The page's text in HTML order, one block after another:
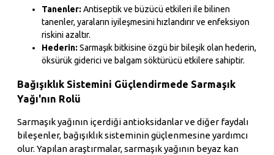
Tanenler: Antiseptik ve büzücü etkileri ile bilinen
tanenler, yaraların iyileşmesini hızlandırır ve enfeksiyon
riskini azaltır.
Hederin: Sarmaşık bitkisine özgü bir bileşik olan hederin,
öksürük giderici ve balgam söktürücü etkilere sahiptir.
Bağışıklık Sistemini Güçlendirmede Sarmaşık
Yağı'nın Rolü
Sarmaşık yağının içerdiği antioksidanlar ve diğer faydalı
bileşenler, bağışıklık sisteminin güçlenmesine yardımcı
olur. Yapılan araştırmalar, sarmaşık yağının beyaz kan